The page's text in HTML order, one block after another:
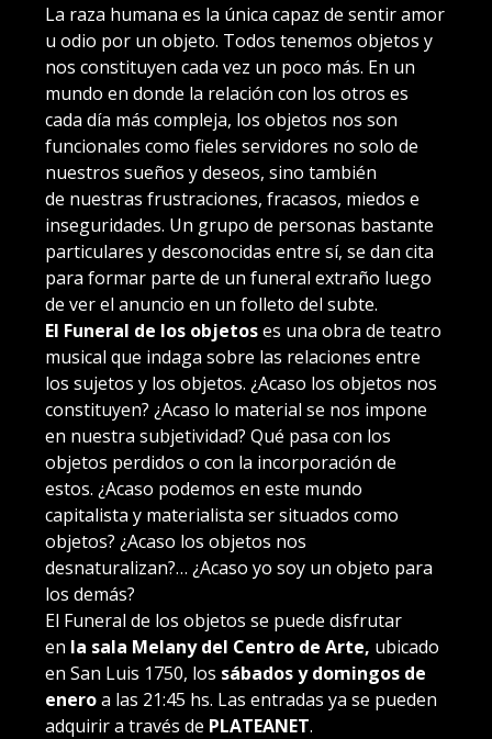
La raza humana es la única capaz de sentir amor
u odio por un objeto. Todos tenemos objetos y
nos constituyen cada vez un poco más. En un
mundo en donde la relación con los otros es
cada día más compleja, los objetos nos son
funcionales como fieles servidores no solo de
nuestros sueños y deseos, sino también
de nuestras frustraciones, fracasos, miedos e
inseguridades. Un grupo de personas bastante
particulares y desconocidas entre sí, se dan cita
para formar parte de un funeral extraño luego
de ver el anuncio en un folleto del subte.
El Funeral de los objetoses una obra de teatro
musical que indaga sobre las relaciones entre
los sujetos y los objetos. ¿Acaso los objetos nos
constituyen? ¿Acaso lo material se nos impone
en nuestra subjetividad? Qué pasa con los
objetos perdidos o con la incorporación de
estos. ¿Acaso podemos en este mundo
capitalista y materialista ser situados como
objetos? ¿Acaso los objetos nos
desnaturalizan?… ¿Acaso yo soy un objeto para
los demás?
El Funeral de los objetos se puede disfrutar
en la sala Melany del Centro de Arte, ubicado
en San Luis 1750, los sábados y domingos de
eneroa las 21:45 hs. Las entradas ya se pueden
adquirir a través de PLATEANET.